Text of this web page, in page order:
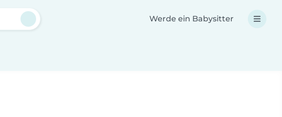
Werde ein Babysitter